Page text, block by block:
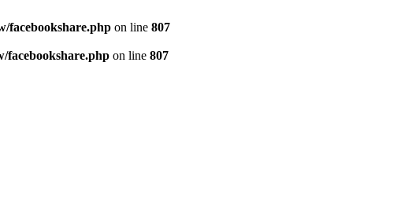
facebookshare.php on line 807
facebookshare.php on line 807